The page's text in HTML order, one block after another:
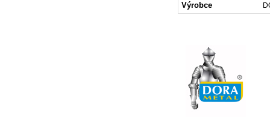
Výrobce